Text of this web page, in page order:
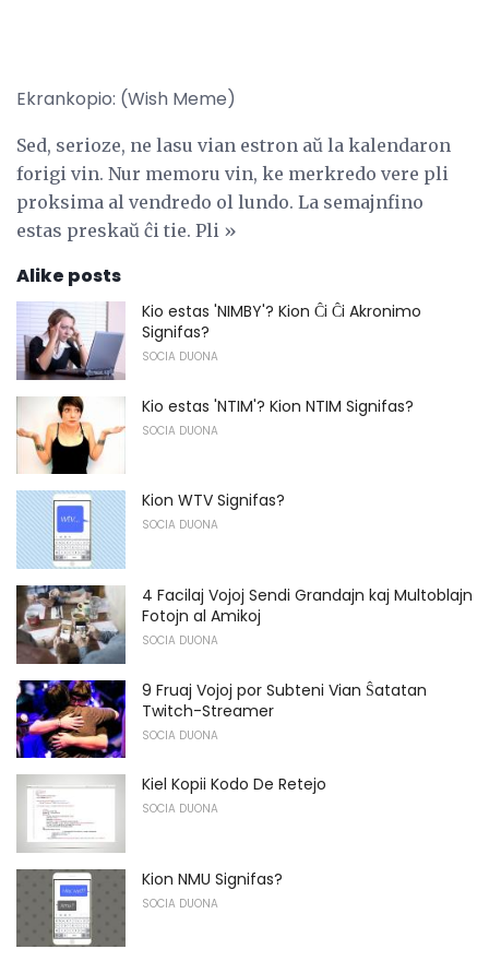
Ekrankopio: (Wish Meme)
Sed, serioze, ne lasu vian estron aŭ la kalendaron
forigi vin. Nur memoru vin, ke merkredo vere pli
proksima al vendredo ol lundo. La semajnfino
estas preskaŭ ĉi tie. Pli »
Alike posts
Kio estas 'NIMBY'? Kion Ĉi Ĉi Akronimo
Signifas?
SOCIA DUONA
Kio estas 'NTIM'? Kion NTIM Signifas?
SOCIA DUONA
Kion WTV Signifas?
SOCIA DUONA
4 Facilaj Vojoj Sendi Grandajn kaj Multoblajn
Fotojn al Amikoj
SOCIA DUONA
9 Fruaj Vojoj por Subteni Vian Ŝatatan
Twitch-Streamer
SOCIA DUONA
Kiel Kopii Kodo De Retejo
SOCIA DUONA
Kion NMU Signifas?
SOCIA DUONA